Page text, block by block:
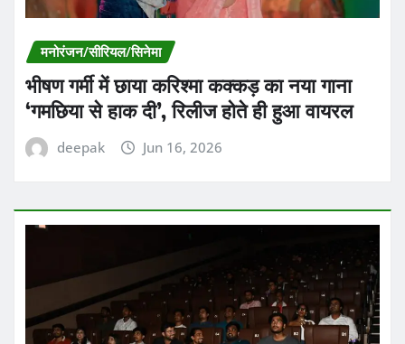
मनोरंजन/सीरियल/सिनेमा
भीषण गर्मी में छाया करिश्मा कक्कड़ का नया गाना
‘गमछिया से हाक दी’, रिलीज होते ही हुआ वायरल
deepak Jun 16, 2026